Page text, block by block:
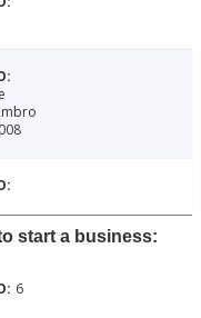
start a business:
6